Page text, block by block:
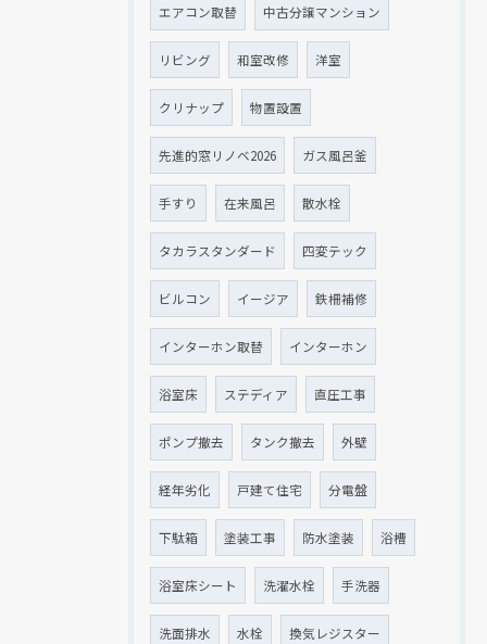
エアコン取替 中古分譲マンション
リビング 和室改修 洋室
クリナップ 物置設置
先進的窓リノベ2026 ガス風呂釜
手すり 在来風呂 散水栓
タカラスタンダード 四変テック
ビルコン イージア 鉄柵補修
インターホン取替 インターホン
浴室床 ステディア 直圧工事
ポンプ撤去 タンク撤去 外壁
経年劣化 戸建て住宅 分電盤
下駄箱 塗装工事 防水塗装 浴槽
浴室床シート 洗濯水栓 手洗器
洗面排水 水栓 換気レジスター